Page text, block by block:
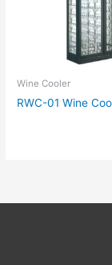
Wine Cooler
RWC-01 Wine